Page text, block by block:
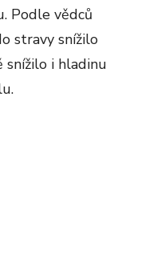
Podle vědců
stravy snížilo
snížilo i hladinu